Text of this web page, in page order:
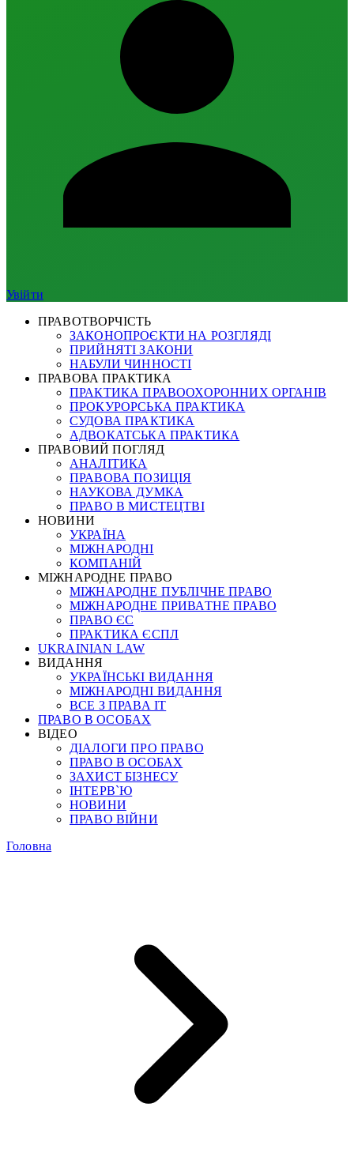
Увійти
ПРАВОТВОРЧІСТЬ
ЗАКОНОПРОЄКТИ НА РОЗГЛЯДІ
ПРИЙНЯТІ ЗАКОНИ
НАБУЛИ ЧИННОСТІ
ПРАВОВА ПРАКТИКА
ПРАКТИКА ПРАВООХОРОННИХ ОРГАНІВ
ПРОКУРОРСЬКА ПРАКТИКА
СУДОВА ПРАКТИКА
АДВОКАТСЬКА ПРАКТИКА
ПРАВОВИЙ ПОГЛЯД
АНАЛІТИКА
ПРАВОВА ПОЗИЦІЯ
НАУКОВА ДУМКА
ПРАВО В МИСТЕЦТВІ
НОВИНИ
УКРАЇНА
МІЖНАРОДНІ
КОМПАНІЙ
МІЖНАРОДНЕ ПРАВО
МІЖНАРОДНЕ ПУБЛІЧНЕ ПРАВО
МІЖНАРОДНЕ ПРИВАТНЕ ПРАВО
ПРАВО ЄС
ПРАКТИКА ЄСПЛ
UKRAINIAN LAW
ВИДАННЯ
УКРАЇНСЬКІ ВИДАННЯ
МІЖНАРОДНІ ВИДАННЯ
ВСЕ З ПРАВА ІТ
ПРАВО В ОСОБАХ
ВІДЕО
ДІАЛОГИ ПРО ПРАВО
ПРАВО В ОСОБАХ
ЗАХИСТ БІЗНЕСУ
ІНТЕРВ`Ю
НОВИНИ
ПРАВО ВІЙНИ
Головна